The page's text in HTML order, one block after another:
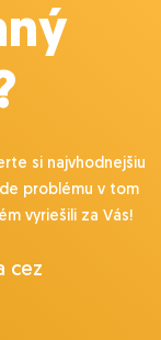
si najvhodnejšiu
problému v tom
vyriešili za Vás!
cez